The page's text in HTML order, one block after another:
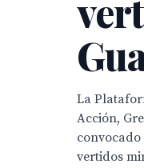
La
Acción,
vertidos